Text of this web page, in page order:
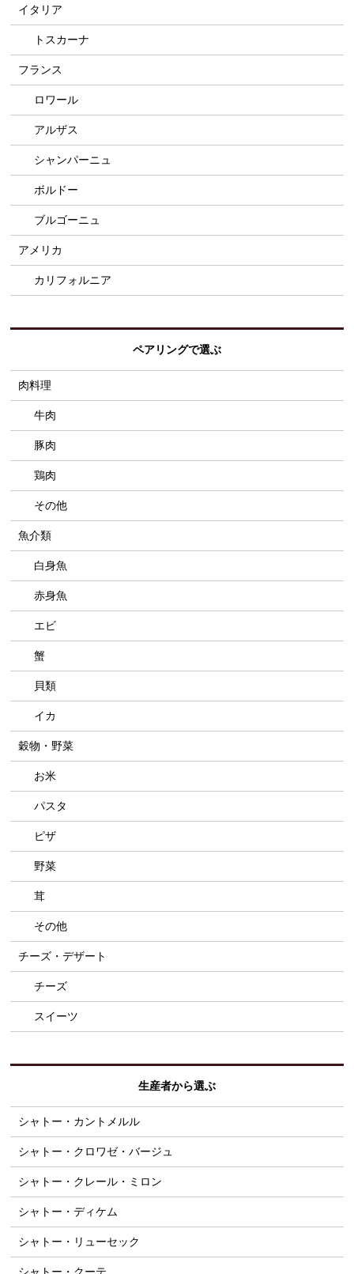
イタリア
トスカーナ
フランス
ロワール
アルザス
シャンパーニュ
ボルドー
ブルゴーニュ
アメリカ
カリフォルニア
ペアリングで選ぶ
肉料理
牛肉
豚肉
鶏肉
その他
魚介類
白身魚
赤身魚
エビ
蟹
貝類
イカ
穀物・野菜
お米
パスタ
ピザ
野菜
茸
その他
チーズ・デザート
チーズ
スイーツ
生産者から選ぶ
シャトー・カントメルル
シャトー・クロワゼ・バージュ
シャトー・クレール・ミロン
シャトー・ディケム
シャトー・リューセック